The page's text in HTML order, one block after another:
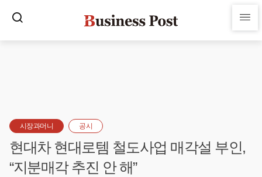
시장과머니 공시
현대차 현대로템 철도사업 매각설 부인,
“지분매각 추진 안 해”